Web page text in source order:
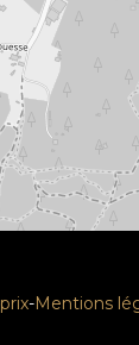
-Mentions